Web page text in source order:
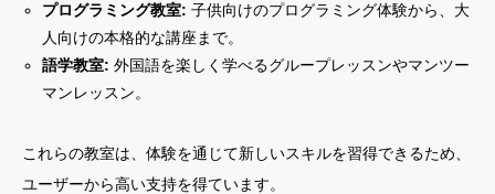
プログラミング教室: 子供向けのプログラミング体験から、大
人向けの本格的な講座まで。
語学教室: 外国語を楽しく学べるグループレッスンやマンツー
マンレッスン。
これらの教室は、体験を通じて新しいスキルを習得できるため、
ユーザーから高い支持を得ています。